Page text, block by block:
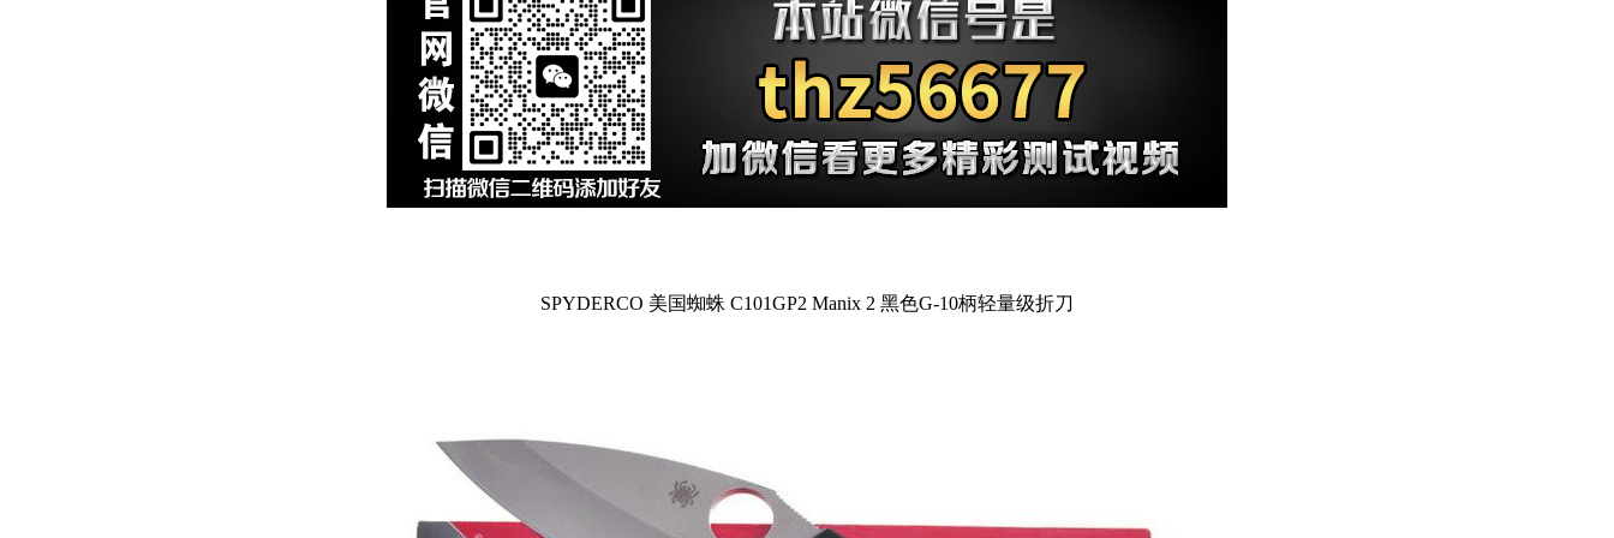
SPYDERCO 美国蜘蛛 C101GP2 Manix 2 黑色G-10柄轻量级折刀